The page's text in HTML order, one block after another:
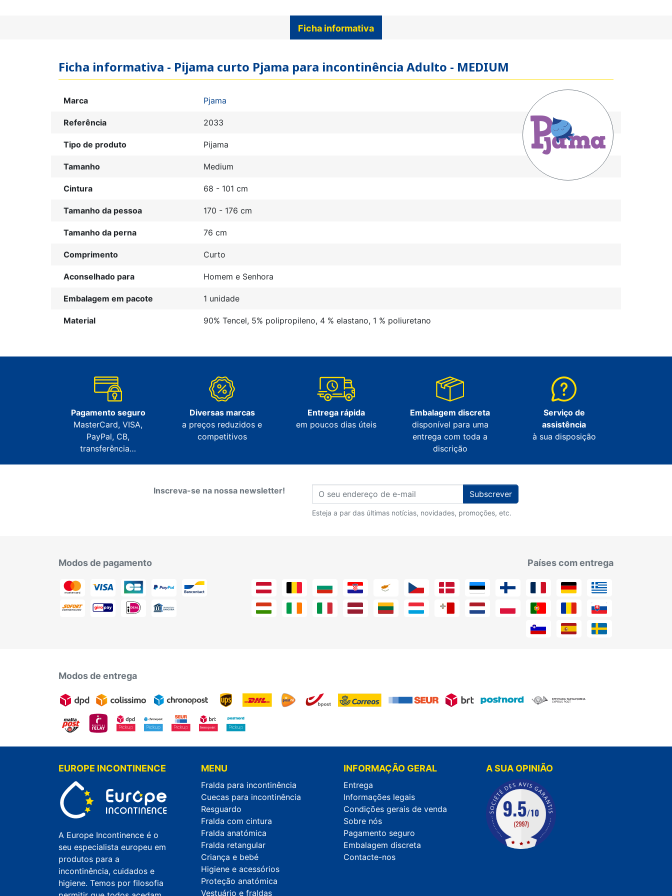
Ficha informativa
Ficha informativa - Pijama curto Pjama para incontinência Adulto - MEDIUM
Marca Pjama
Referência 2033
Tipo de produto Pijama
Tamanho Medium
Cintura 68 - 101 cm
Tamanho da pessoa 170 - 176 cm
Tamanho da perna 76 cm
Comprimento Curto
Aconselhado para Homem e Senhora
Embalagem em pacote 1 unidade
Material 90% Tencel, 5% polipropileno, 4 % elastano, 1 % poliuretano
Pagamento seguro
MasterCard, VISA,
PayPal, CB,
transferência…
Diversas marcas
a preços reduzidos e
competitivos
Entrega rápida
em poucos dias úteis
Embalagem discreta
disponível para uma
entrega com toda a
discrição
Serviço de
assistência
à sua disposição
Inscreva-se na nossa newsletter! Subscrever
Esteja a par das últimas notícias, novidades, promoções, etc.
Modos de pagamento Países com entrega
Modos de entrega
EUROPE INCONTINENCE
A Europe Incontinence é o
seu especialista europeu em
produtos para a
incontinência, cuidados e
higiene. Temos por filosofia
MENU
Fralda para incontinência
Cuecas para incontinência
Resguardo
Fralda com cintura
Fralda anatómica
Fralda retangular
Criança e bebé
Higiene e acessórios
Proteção anatómica
Vestuário e fraldas
INFORMAÇÃO GERAL
Entrega
Informações legais
Condições gerais de venda
Sobre nós
Pagamento seguro
Embalagem discreta
Contacte-nos
A SUA OPINIÃO